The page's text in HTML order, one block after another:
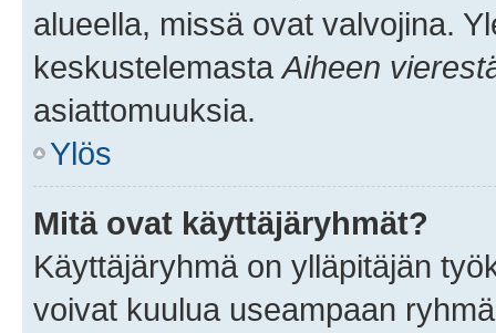
alueella, missä ovat valvojina.
keskustelemasta Aiheen
asiattomuuksia.
Ylös
Mitä ovat käyttäjäryhmät?
Käyttäjäryhmä on ylläpitäjän
voivat kuulua useampaan